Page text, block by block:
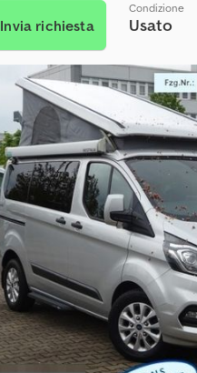
Invia richiesta
Condizione
Usato